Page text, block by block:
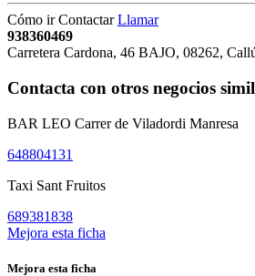
Cómo irContactarLlamar
938360469
Carretera Cardona, 46 BAJO, 08262,
Contacta con otros negocios
BAR LEO Carrer de Viladordi Manresa
648804131
Taxi Sant Fruitos
689381838
Mejora esta ficha
Mejora esta ficha